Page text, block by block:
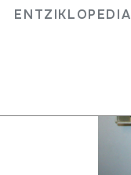
ENTZIKLOPEDIA